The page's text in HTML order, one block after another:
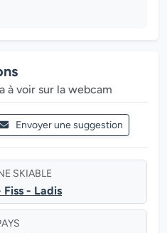
à voir sur la webcam
Envoyer une suggestion
SKIABLE
Fiss - Ladis